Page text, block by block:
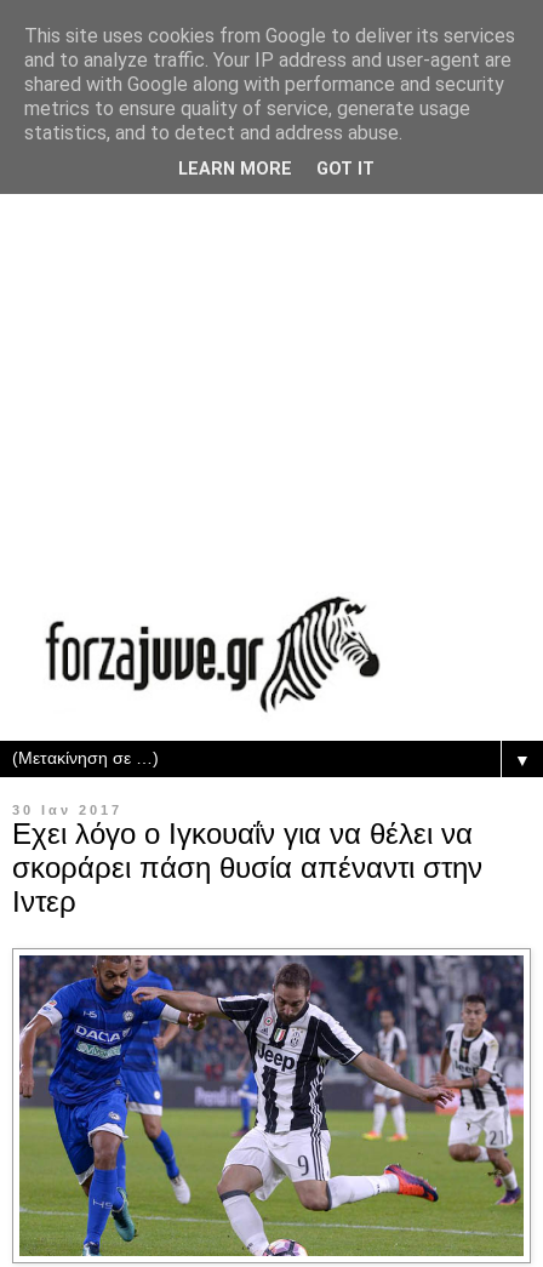
▼
30 Ιαν 2017
Εχει λόγο ο Ιγκουαΐν για να θέλει να
σκοράρει πάση θυσία απέναντι στην
Ιντερ
This site uses cookies from Google to deliver its services
and to analyze traffic. Your IP address and user-agent are
shared with Google along with performance and security
metrics to ensure quality of service, generate usage
statistics, and to detect and address abuse.
LEARN MORE GOT IT